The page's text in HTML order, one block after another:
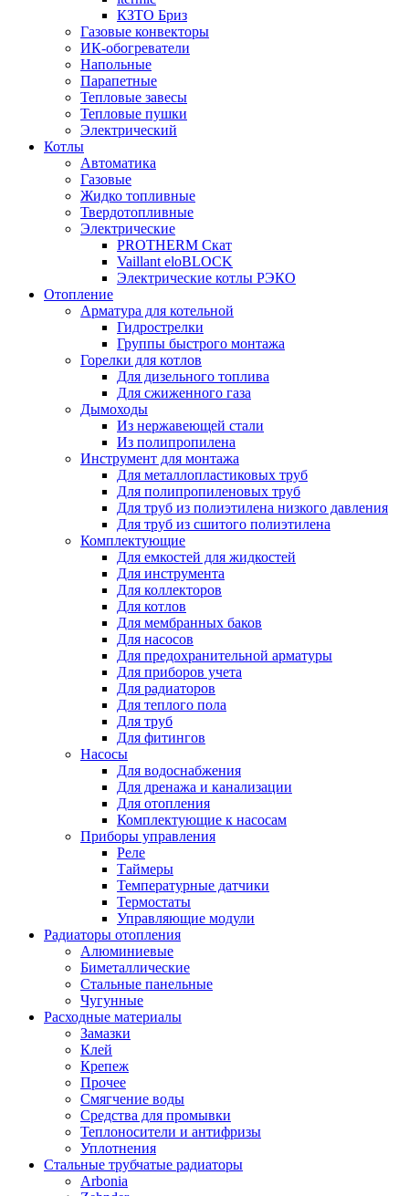
КЗТО Бриз
Газовые конвекторы
ИК-обогреватели
Напольные
Парапетные
Тепловые завесы
Тепловые пушки
Электрический
Котлы
Автоматика
Газовые
Жидко топливные
Твердотопливные
Электрические
PROTHERM Скат
Vaillant eloBLOCK
Электрические котлы РЭКО
Отопление
Арматура для котельной
Гидрострелки
Группы быстрого монтажа
Горелки для котлов
Для дизельного топлива
Для сжиженного газа
Дымоходы
Из нержавеющей стали
Из полипропилена
Инструмент для монтажа
Для металлопластиковых труб
Для полипропиленовых труб
Для труб из полиэтилена низкого давления
Для труб из сшитого полиэтилена
Комплектующие
Для емкостей для жидкостей
Для инструмента
Для коллекторов
Для котлов
Для мембранных баков
Для насосов
Для предохранительной арматуры
Для приборов учета
Для радиаторов
Для теплого пола
Для труб
Для фитингов
Насосы
Для водоснабжения
Для дренажа и канализации
Для отопления
Комплектующие к насосам
Приборы управления
Реле
Таймеры
Температурные датчики
Термостаты
Управляющие модули
Радиаторы отопления
Алюминиевые
Биметаллические
Стальные панельные
Чугунные
Расходные материалы
Замазки
Клей
Крепеж
Прочее
Смягчение воды
Средства для промывки
Теплоносители и антифризы
Уплотнения
Стальные трубчатые радиаторы
Arbonia